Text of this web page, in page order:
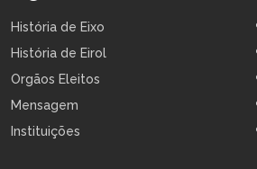
História de Eixo
História de Eirol
Orgãos Eleitos
Mensagem
Instituições